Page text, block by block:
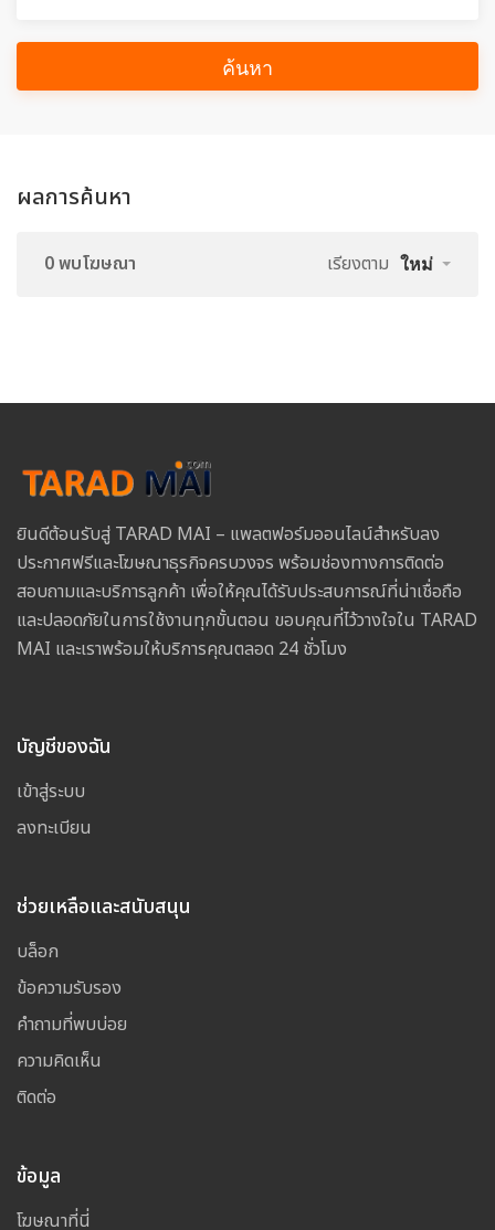
ค้นหา
ผลการค้นหา
0 พบโฆษณา เรียงตาม ใหม่
ยินดีต้อนรับสู่ TARAD MAI – แพลตฟอร์มออนไลน์สำหรับลง
ประกาศฟรีและโฆษณาธุรกิจครบวงจร พร้อมช่องทางการติดต่อ
สอบถามและบริการลูกค้า เพื่อให้คุณได้รับประสบการณ์ที่น่าเชื่อถือ
และปลอดภัยในการใช้งานทุกขั้นตอน ขอบคุณที่ไว้วางใจใน TARAD
MAI และเราพร้อมให้บริการคุณตลอด 24 ชั่วโมง
บัญชีของฉัน
เข้าสู่ระบบ
ลงทะเบียน
ช่วยเหลือและสนับสนุน
บล็อก
ข้อความรับรอง
คำถามที่พบบ่อย
ความคิดเห็น
ติดต่อ
ข้อมูล
โฆษณาที่นี่